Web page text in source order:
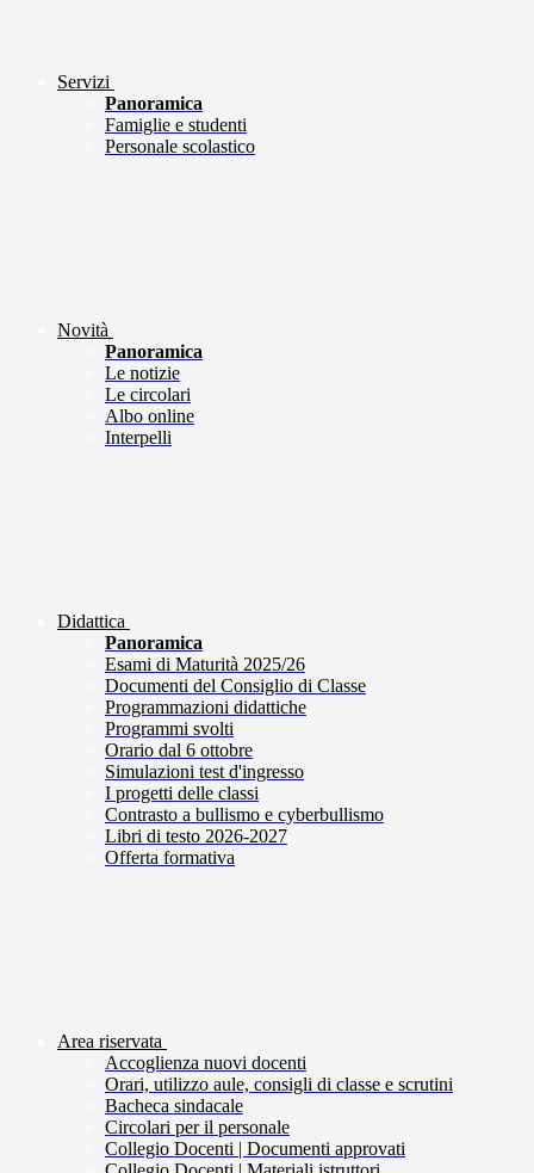
Servizi
Panoramica
Famiglie e studenti
Personale scolastico
Novità
Panoramica
Le notizie
Le circolari
Albo online
Interpelli
Didattica
Panoramica
Esami di Maturità 2025/26
Documenti del Consiglio di Classe
Programmazioni didattiche
Programmi svolti
Orario dal 6 ottobre
Simulazioni test d'ingresso
I progetti delle classi
Contrasto a bullismo e cyberbullismo
Libri di testo 2026-2027
Offerta formativa
Area riservata
Accoglienza nuovi docenti
Orari, utilizzo aule, consigli di classe e scrutini
Bacheca sindacale
Circolari per il personale
Collegio Docenti | Documenti approvati